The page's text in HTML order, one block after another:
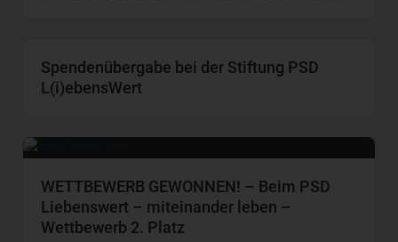
Spendenübergabe bei der Stiftung PSD
L(i)ebensWert
WETTBEWERB GEWONNEN! – Beim PSD
Liebenswert – miteinander leben –
Wettbewerb 2. Platz